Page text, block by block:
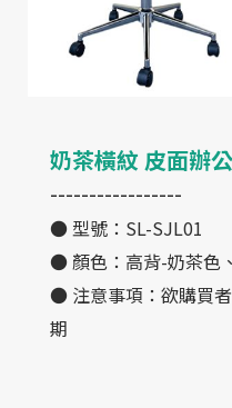
奶茶橫紋 皮面辦
-----------------
● 型號：SL-SJL01
● 顏色：高背-奶茶色
● 注意事項：欲購買
期
2023 © 奇鑫家具